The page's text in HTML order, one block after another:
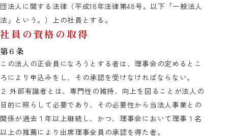
団法人に関する法律（平成18年法律第48号。以下「一般法人
法」という。）上の社員とする。
社員の資格の取得
第6条
この法人の正会員になろうとする者は、理事会の定めるとこ
ろにより申込みをし、その承認を受けなければならない。
２ 外部有識者とは、専門性の維持、向上を図ることが法人の
目的に照らして必要であり、その必要性から当法人事業との
関係が過去１年以上継続し、かつ、理事会において理事１名
以上の推薦により出席理事全員の承認を得た者。